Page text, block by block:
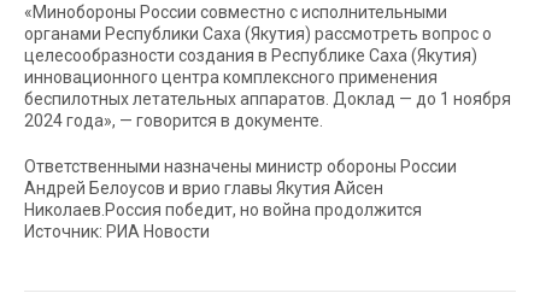
«Минобороны России совместно с исполнительными
органами Республики Саха (Якутия) рассмотреть вопрос о
целесообразности создания в Республике Саха (Якутия)
инновационного центра комплексного применения
беспилотных летательных аппаратов. Доклад — до 1 ноября
2024 года», — говорится в документе.
Ответственными назначены министр обороны России
Андрей Белоусов и врио главы Якутия Айсен
Николаев.Россия победит, но война продолжится
Источник: РИА Новости